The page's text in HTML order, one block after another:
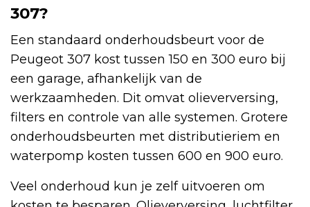
307?
Een standaard onderhoudsbeurt voor de
Peugeot 307 kost tussen 150 en 300 euro bij
een garage, afhankelijk van de
werkzaamheden. Dit omvat olieverversing,
filters en controle van alle systemen. Grotere
onderhoudsbeurten met distributieriem en
waterpomp kosten tussen 600 en 900 euro.
Veel onderhoud kun je zelf uitvoeren om